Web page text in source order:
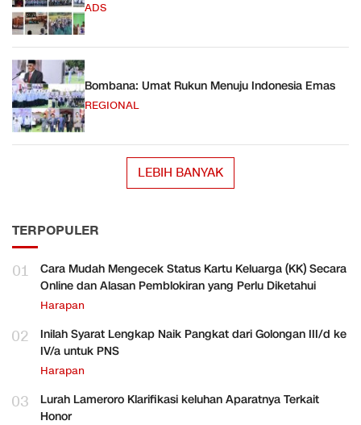
ADS
Bombana: Umat Rukun Menuju Indonesia Emas
REGIONAL
LEBIH BANYAK
TERPOPULER
01
Cara Mudah Mengecek Status Kartu Keluarga (KK) Secara
Online dan Alasan Pemblokiran yang Perlu Diketahui
Harapan
02
Inilah Syarat Lengkap Naik Pangkat dari Golongan III/d ke
IV/a untuk PNS
Harapan
03
Lurah Lameroro Klarifikasi keluhan Aparatnya Terkait
Honor